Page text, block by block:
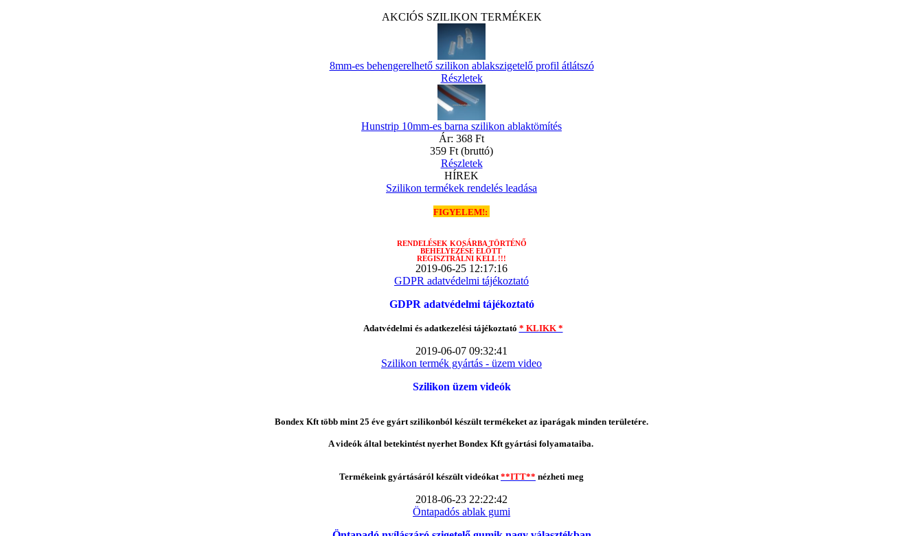
AKCIÓS SZILIKON TERMÉKEK
8mm-es behengerelhető szilikon ablakszigetelő profil átlátszó
Részletek
Hunstrip 10mm-es barna szilikon ablaktömítés
Ár: 368 Ft
359 Ft (bruttó)
Részletek
HÍREK
Szilikon termékek rendelés leadása
FIGYELEM!:
RENDELÉSEK KOSÁRBA TÖRTÉNŐ
BEHELYEZÉSE ELŐTT
REGISZTRÁLNI KELL !!!
2019-06-25 12:17:16
GDPR adatvédelmi tájékoztató
GDPR adatvédelmi tájékoztató
Adatvédelmi és adatkezelési tájékoztató * KLIKK *
2019-06-07 09:32:41
Szilikon termék gyártás - üzem video
Szilikon üzem videók
Bondex Kft több mint 25 éve gyárt szilikonból készült termékeket az iparágak minden területére.
A videók által betekintést nyerhet Bondex Kft gyártási folyamataiba.
Termékeink gyártásáról készült videókat**ITT** nézheti meg
2018-06-23 22:22:42
Öntapadós ablak gumi